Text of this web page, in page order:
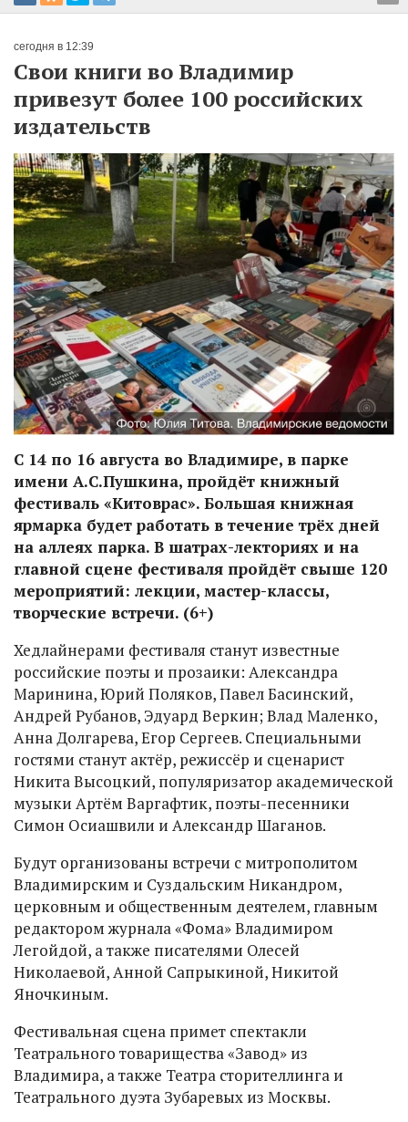
сегодня в 12:39
Свои книги во Владимир
привезут более 100 российских
издательств
С 14 по 16 августа во Владимире, в парке
имени А.С.Пушкина, пройдёт книжный
фестиваль «Китоврас». Большая книжная
ярмарка будет работать в течение трёх дней
на аллеях парка. В шатрах-лекториях и на
главной сцене фестиваля пройдёт свыше 120
мероприятий: лекции, мастер-классы,
творческие встречи. (6+)
Хедлайнерами фестиваля станут известные
российские поэты и прозаики: Александра
Маринина, Юрий Поляков, Павел Басинский,
Андрей Рубанов, Эдуард Веркин; Влад Маленко,
Анна Долгарева, Егор Сергеев. Специальными
гостями станут актёр, режиссёр и сценарист
Никита Высоцкий, популяризатор академической
музыки Артём Варгафтик, поэты-песенники
Симон Осиашвили и Александр Шаганов.
Будут организованы встречи с митрополитом
Владимирским и Суздальским Никандром,
церковным и общественным деятелем, главным
редактором журнала «Фома» Владимиром
Легойдой, а также писателями Олесей
Николаевой, Анной Сапрыкиной, Никитой
Яночкиным.
Фестивальная сцена примет спектакли
Театрального товарищества «Завод» из
Владимира, а также Театра сторителлинга и
Театрального дуэта Зубаревых из Москвы.